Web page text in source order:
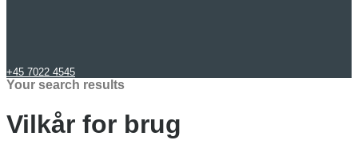
+45 7022 4545
Your search results
Vilkår for brug